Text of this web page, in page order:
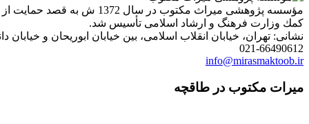
مؤسسه پژوهشی میراث
كمك وزارت فرهنگ و ارشاد اسلامی تأسیس شد.
نشانی: تهران، خیابان انقلاب اسلامی، بین خیابان ابوریحان و خیابان دانشگاه، شمارۀ 1182
021-66490612
info@mirasmaktoob.ir
میرات مکتوب در طاقچه